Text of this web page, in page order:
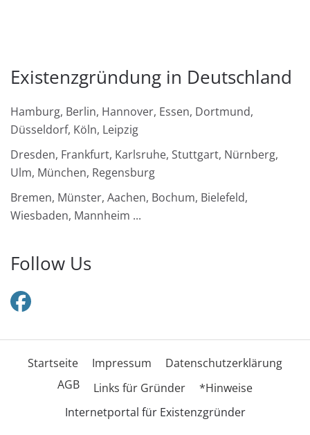
Existenzgründung in Deutschland
Hamburg, Berlin, Hannover, Essen, Dortmund,
Düsseldorf, Köln, Leipzig
Dresden, Frankfurt, Karlsruhe, Stuttgart, Nürnberg,
Ulm, München, Regensburg
Bremen, Münster, Aachen, Bochum, Bielefeld,
Wiesbaden, Mannheim ...
Follow Us
Startseite Impressum
Datenschutzerklärung
AGB
Links für Gründer
*Hinweise
Internetportal für Existenzgründer